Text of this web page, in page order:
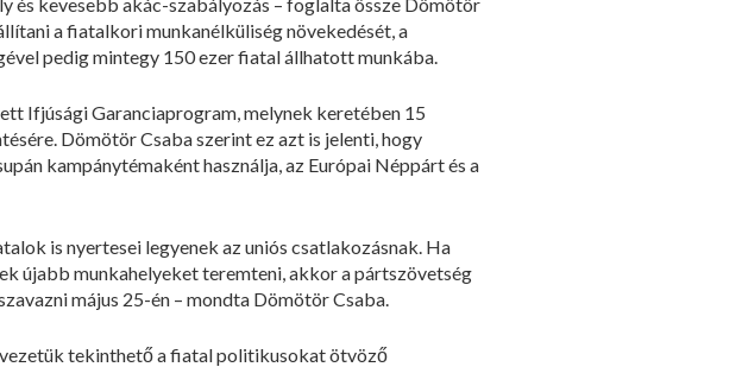
a fiatalkori munkanélküliség növekedését, a
pedig mintegy 150 ezer fiatal állhatott munkába.
Ifjúsági Garanciaprogram, melynek keretében 15
Dömötör Csaba szerint ez azt is jelenti, hogy
kampánytémaként használja, az Európai Néppárt és a
is nyertesei legyenek az uniós csatlakozásnak. Ha
újabb munkahelyeket teremteni, akkor a pártszövetség
május 25-én – mondta Dömötör Csaba.
tekinthető a fiatal politikusokat ötvöző